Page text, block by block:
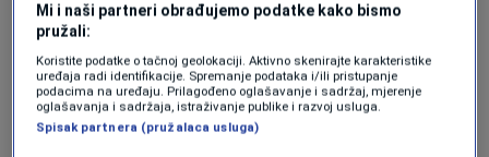
dok preostalih šest kantona nije poduzelo
nikakve aktivnosti u tom pravcu.
Posebno zabrinjava podatak da pojedini
kantoni u svojim propisima još uvijek ne
Mi i naši partneri obrađujemo podatke kako bismo
pružali:
Koristite podatke o tačnoj geolokaciji. Aktivno skenirajte karakteristike
uređaja radi identifikacije. Spremanje podataka i/ili pristupanje
podacima na uređaju. Prilagođeno oglašavanje i sadržaj, mjerenje
oglašavanja i sadržaja, istraživanje publike i razvoj usluga.
Spisak partnera (pružalaca usluga)